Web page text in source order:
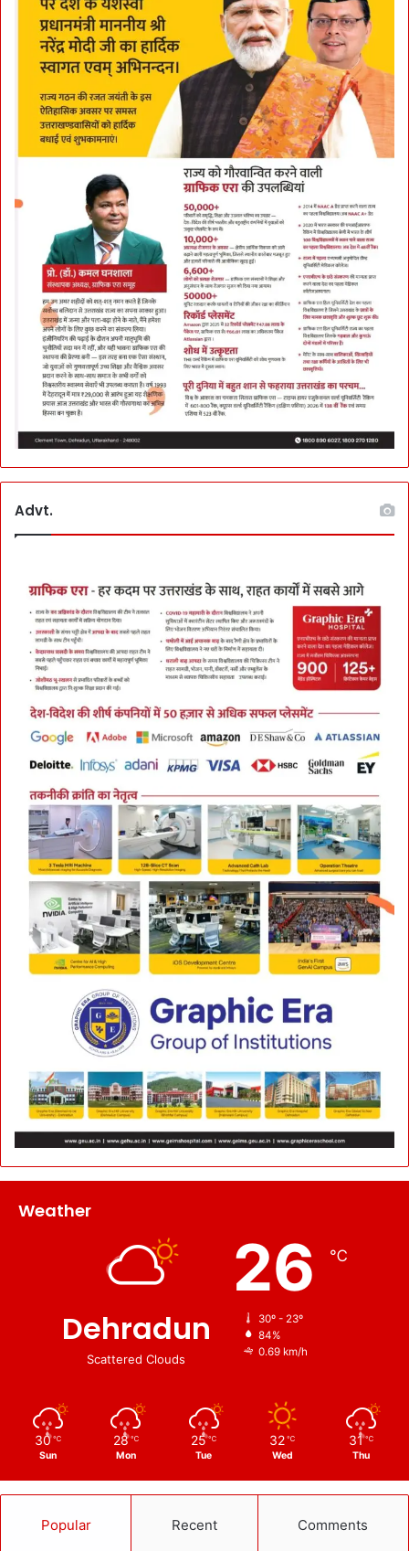
G
जा
य
जा
Advt.
Weather
Dehradun
Scattered Clouds
26 ℃
30º - 23º
84%
0.69 km/h
30 ℃
Sun
28 ℃
Mon
25 ℃
Tue
32 ℃
Wed
31 ℃
Thu
Popular Recent Comments